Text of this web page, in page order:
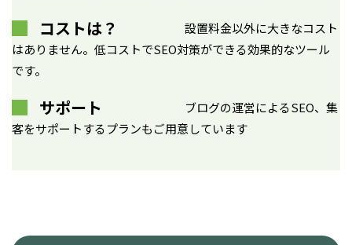
コストは？
設置料金以外に大きなコスト
はありません。低コストでSEO対策ができる効果的なツール
です。
サポート
ブログの運営によるSEO、集
客をサポートするプランもご用意しています